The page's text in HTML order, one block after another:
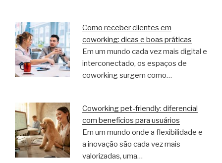
Como receber clientes em
coworking: dicas e boas práticas
Em um mundo cada vez mais digital e
interconectado, os espaços de
coworking surgem como…
Coworking pet-friendly: diferencial
com benefícios para usuários
Em um mundo onde a flexibilidade e
a inovação são cada vez mais
valorizadas, uma…